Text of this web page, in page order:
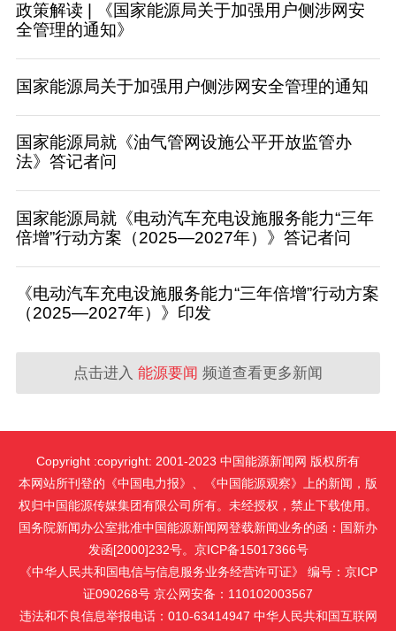
政策解读 | 《国家能源局关于加强用户侧涉网安
全管理的通知》
国家能源局关于加强用户侧涉网安全管理的通知
国家能源局就《油气管网设施公平开放监管办
法》答记者问
国家能源局就《电动汽车充电设施服务能力“三年
倍增”行动方案（2025—2027年）》答记者问
《电动汽车充电设施服务能力“三年倍增”行动方案
（2025—2027年）》印发
点击进入 能源要闻 频道查看更多新闻
Copyright :copyright: 2001-2023 中国能源新闻网 版权所有
本网站所刊登的《中国电力报》、《中国能源观察》上的新闻，版
权归中国能源传媒集团有限公司所有。未经授权，禁止下载使用。
国务院新闻办公室批准中国能源新闻网登载新闻业务的函：国新办
发函[2000]232号。京ICP备15017366号
《中华人民共和国电信与信息服务业务经营许可证》 编号：京ICP
证090268号 京公网安备：110102003567
违法和不良信息举报电话：010-63414947 中华人民共和国互联网